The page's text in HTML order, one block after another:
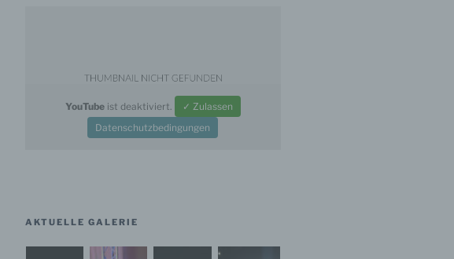
YouTubeist deaktiviert.
✓ Zulassen
Datenschutzbedingungen
AKTUELLE GALERIE